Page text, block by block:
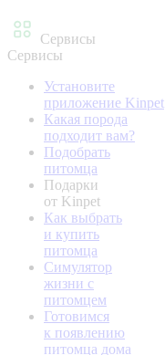
Сервисы
Сервисы
Установите
приложение Kinpet
Какая порода
подходит вам?
Подобрать
питомца
Подарки
от Kinpet
Как выбрать
и купить
питомца
Симулятор
жизни с
питомцем
Готовимся
к появлению
питомца дома